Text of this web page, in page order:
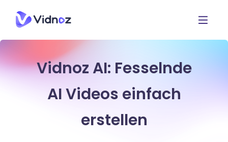
Vidnoz AI: Fesselnde
AI Videos einfach
erstellen